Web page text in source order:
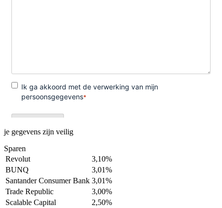
je gegevens zijn veilig
Sparen
Revolut
3,10%
BUNQ
3,01%
Santander Consumer Bank 3,01%
Trade Republic
3,00%
Scalable Capital
2,50%